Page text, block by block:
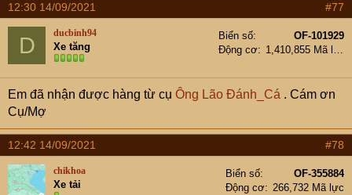
12:30 14/09/2021 #77
D ducbinh94
Xe tăng
Biển số
OF-101929
Động cơ
1,410,855 Mã lực
Em đã nhận được hàng từ cụ Ông Lão Đánh_Cá . Cám ơn
Cụ/Mợ
12:42 14/09/2021 #78
chikhoa
Xe tải
Biển số
OF-355884
Động cơ
266,732 Mã lực